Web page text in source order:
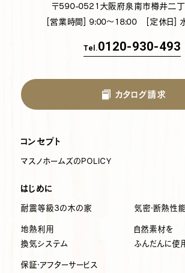
〒590-0521 大阪府泉南市樽井二
[営業時間] 9:00～18:00 [定休日]
Tel.0120-930-493
カタログ請求
コンセプト
マスノホームズのPOLICY
はじめに
耐震等級3の木の家 気密・断熱性能
地熱利用
換気システム
自然素材を
ふんだんに使
保証・アフターサービス